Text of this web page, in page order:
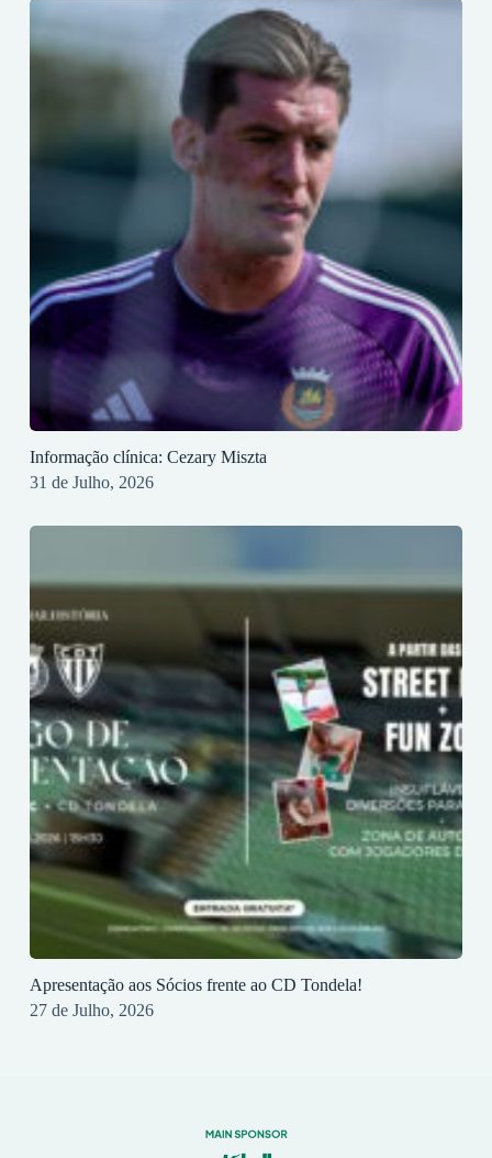
Informação clínica: Cezary Miszta
31 de Julho, 2026
Apresentação aos Sócios frente ao CD Tondela!
27 de Julho, 2026